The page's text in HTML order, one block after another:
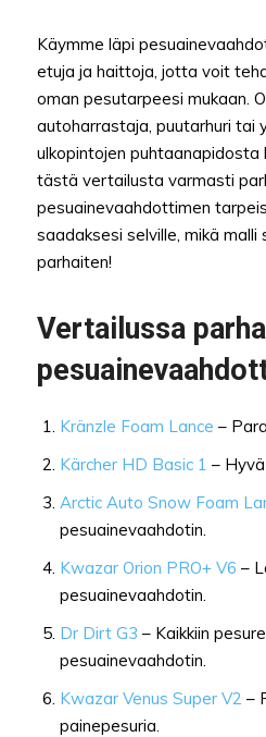
Käymme läpi
etuja ja haittoja, jotta voit
oman pesutarpeesi mukaan.
autoharrastaja, puutarhuri tai
ulkopintojen puhtaanapidosta
tästä vertailusta varmasti
pesuainevaahdottimen
saadaksesi selville, mikä malli
parhaiten!
Vertailussa
Kränzle Foam Lance –
Kärcher HD Basic 1 –
Arctic Auto Snow Foam
pesuainevaahdotin.
Kwazar Orion PRO+ V6 –
pesuainevaahdotin.
Dr Dirt G3 – Kaikkiin
pesuainevaahdotin.
Kwazar Venus Super V2 –
painepesuria.